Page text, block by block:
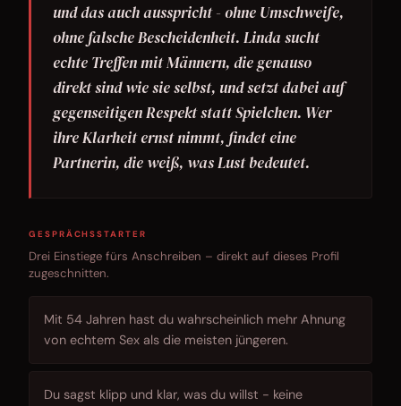
und das auch ausspricht - ohne Umschweife,
ohne falsche Bescheidenheit. Linda sucht
echte Treffen mit Männern, die genauso
direkt sind wie sie selbst, und setzt dabei auf
gegenseitigen Respekt statt Spielchen. Wer
ihre Klarheit ernst nimmt, findet eine
Partnerin, die weiß, was Lust bedeutet.
GESPRÄCHSSTARTER
Drei Einstiege fürs Anschreiben – direkt auf dieses Profil
zugeschnitten.
Mit 54 Jahren hast du wahrscheinlich mehr Ahnung
von echtem Sex als die meisten jüngeren.
Du sagst klipp und klar, was du willst - keine